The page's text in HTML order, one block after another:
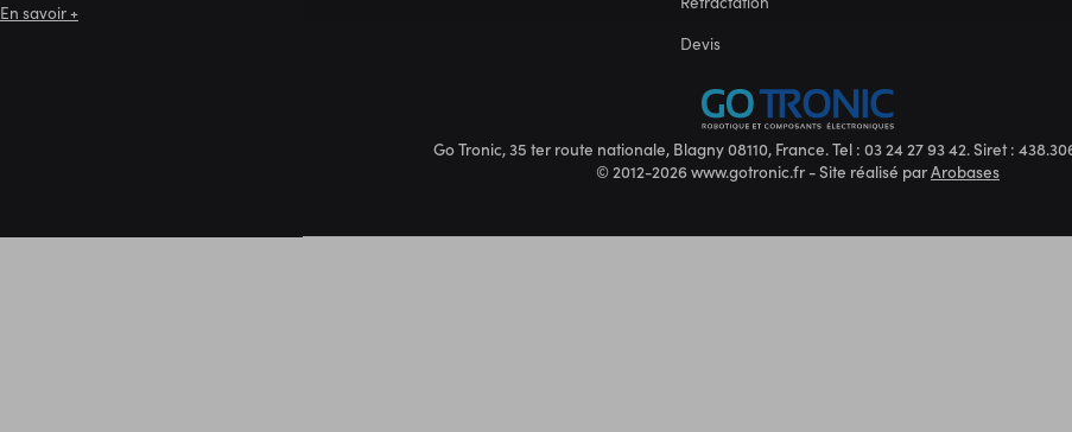
Devis
En savoir +
Go Tronic, 35 ter route nationale, Blagny 08110, France. Tel : 03 24 27 93 42. Siret :
© 2012-2026 www.gotronic.fr - Site réalisé parArobases